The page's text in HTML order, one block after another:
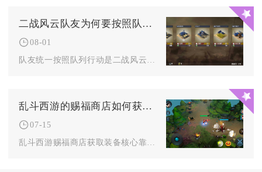
二战风云队友为何要按照队列行动
08-01
乱斗西游的赐福商店如何获取装备
07-15